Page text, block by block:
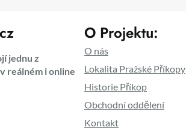
jednu z
reálném i online
O Projektu:
O nás
Lokalita Pražské Příkopy
Historie Příkop
Obchodní oddělení
Kontakt